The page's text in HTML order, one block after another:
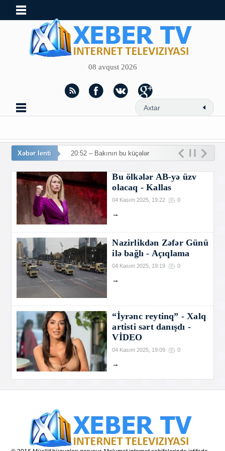
08 avqust 2026
Xəbər lenti 20:52 – Bakının bu küçələrində
Bu ölkələr AB-yə üzv
olacaq - Kallas
04 Kasım 2025, 19:22 0
→
Nazirlikdən Zəfər Günü
ilə bağlı - Açıqlama
04 Kasım 2025, 19:19 0
→
“İyrənc reytinq” - Xalq
artisti sərt danışdı -
VİDEO
04 Kasım 2025, 19:09 0
→